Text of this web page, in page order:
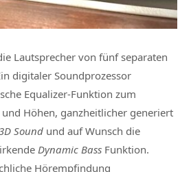
Lautsprecher von fünf separaten
digitaler Soundprozessor
Equalizer-Funktion zum
und Höhen, ganzheitlicher generiert
Sound und auf Wunsch die
Dynamic Bass Funktion.
Hörempfindung